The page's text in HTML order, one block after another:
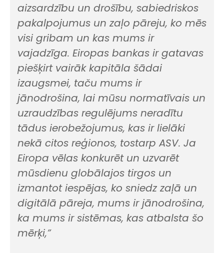
aizsardzību un drošību, sabiedriskos
pakalpojumus un zaļo pāreju, ko mēs
visi gribam un kas mums ir
vajadzīga. Eiropas bankas ir gatavas
piešķirt vairāk kapitāla šādai
izaugsmei, taču mums ir
jānodrošina, lai mūsu normatīvais un
uzraudzības regulējums neradītu
tādus ierobežojumus, kas ir lielāki
nekā citos reģionos, tostarp ASV. Ja
Eiropa vēlas konkurēt un uzvarēt
mūsdienu globālajos tirgos un
izmantot iespējas, ko sniedz zaļā un
digitālā pāreja, mums ir jānodrošina,
ka mums ir sistēmas, kas atbalsta šo
mērķi,”